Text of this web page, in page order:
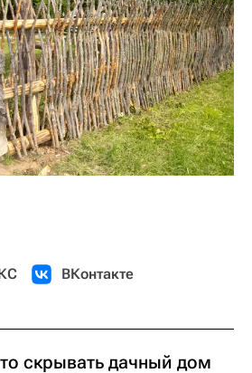
ВКонтакте
скрывать дачный дом